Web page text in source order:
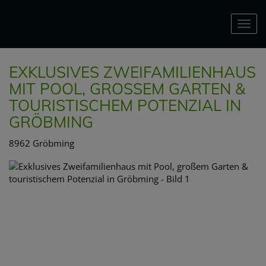
EXKLUSIVES ZWEIFAMILIENHAUS
MIT POOL, GROSSEM GARTEN & T
OURISTISCHEM POTENZIAL IN G
RÖBMING
8962 Gröbming